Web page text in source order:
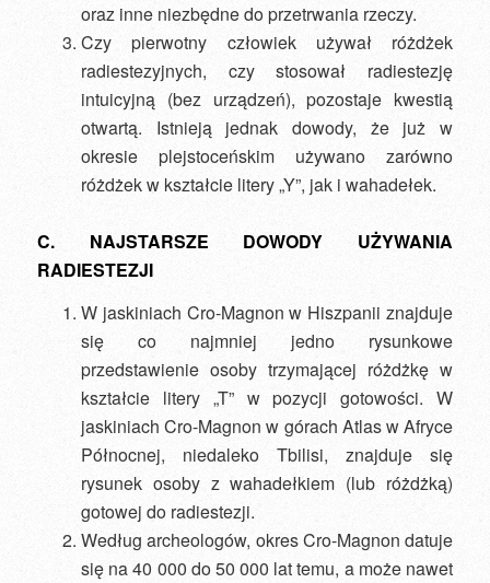
oraz inne niezbędne do przetrwania rzeczy.
Czy pierwotny człowiek używał różdżek
radiestezyjnych, czy stosował radiestezję
intuicyjną (bez urządzeń), pozostaje kwestią
otwartą. Istnieją jednak dowody, że już w
okresie plejstoceńskim używano zarówno
różdżek w kształcie litery „Y”, jak i wahadełek.
C. NAJSTARSZE DOWODY UŻYWANIA
RADIESTEZJI
W jaskiniach Cro-Magnon w Hiszpanii znajduje
się co najmniej jedno rysunkowe
przedstawienie osoby trzymającej różdżkę w
kształcie litery „T” w pozycji gotowości. W
jaskiniach Cro-Magnon w górach Atlas w Afryce
Północnej, niedaleko Tbilisi, znajduje się
rysunek osoby z wahadełkiem (lub różdżką)
gotowej do radiestezji.
Według archeologów, okres Cro-Magnon datuje
się na 40 000 do 50 000 lat temu, a może nawet